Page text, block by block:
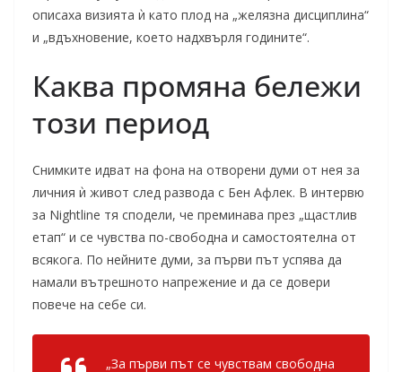
описаха визията ѝ като плод на „желязна дисциплина“
и „вдъхновение, което надхвърля годините“.
Каква промяна бележи
този период
Снимките идват на фона на отворени думи от нея за
личния ѝ живот след развода с Бен Афлек. В интервю
за Nightline тя сподели, че преминава през „щастлив
етап“ и се чувства по-свободна и самостоятелна от
всякога. По нейните думи, за първи път успява да
намали вътрешното напрежение и да се довери
повече на себе си.
„За първи път се чувствам свободна